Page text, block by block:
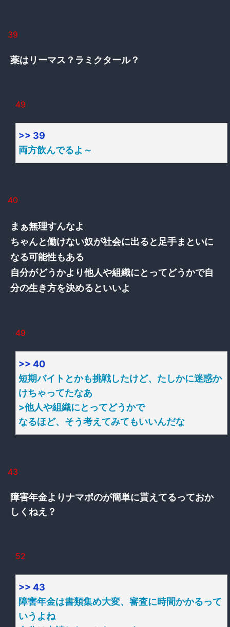
39
薬はリーマス？ラミクタール？
49
>> 39
両方飲んでるよ～
40
まぁ無理すんなよ
ちゃんと働けない奴が社会に出ると足手まといに
なる可能性もある
自分がどうかより他人や組織にとってどうかで自
分の生き方を決めるといいよ
49
>> 40
短期バイトとかも挑戦したけど、たしかに迷惑か
けちゃってたなあ
>他人や組織にとってどうかで
なるほど、そう考えてみてもいいんだな
43
障害年金よりナマポのが簡単に貰えてるっておか
しくねえ？
52
>> 43
障害年金は書類集め大変、審査に時間かかるって
いうよね